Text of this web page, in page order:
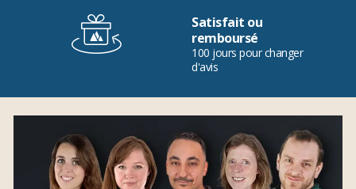
Satisfait ou
remboursé
100 jours pour changer
d'avis